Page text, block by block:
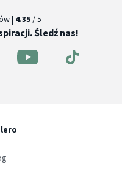
| 4.35 / 5
Śledź nas!